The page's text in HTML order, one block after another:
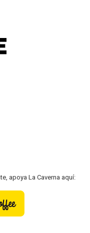
apoya La Caverna aquí: